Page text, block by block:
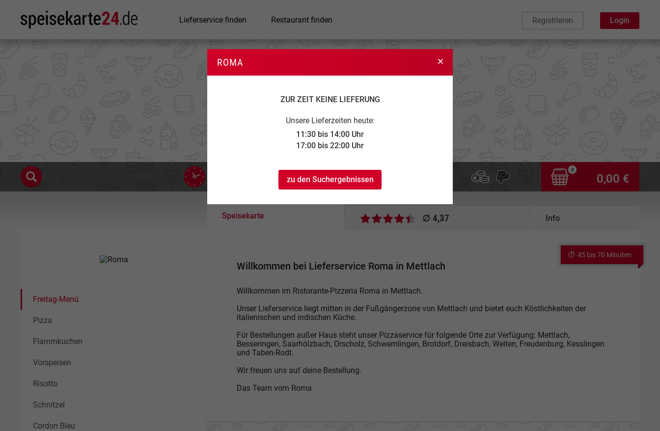
Lieferservice finden Restaurant finden Registrieren Login
ROMA
ZUR ZEIT KEINE LIEFERUNG
Unsere Lieferzeiten heute:
11:30 bis 14:00 Uhr
17:00 bis 22:00 Uhr
zu den Suchergebnissen
Roma
20,00 €
0
0,00 €
Speisekarte ∅ 4,37 Info
Freitag-Menü
Pizza
Flammkuchen
Vorspeisen
Risotto
Schnitzel
Cordon Bleu
Willkommen bei Lieferservice Roma in Mettlach
Willkommen im Ristorante-Pizzeria Roma in Mettlach.
Unser Lieferservice liegt mitten in der Fußgängerzone von Mettlach und bietet euch Köstlichkeiten der
italienischen und indischen Küche.
Für Bestellungen außer Haus steht unser Pizzaservice für folgende Orte zur Verfügung: Mettlach,
Besseringen, Saarhölzbach, Orscholz, Schwemlingen, Brotdorf, Dreisbach, Weiten, Freudenburg, Kesslingen
und Taben-Rodt.
Wir freuen uns auf deine Bestellung.
Das Team vom Roma
45 bis 70 Minuten